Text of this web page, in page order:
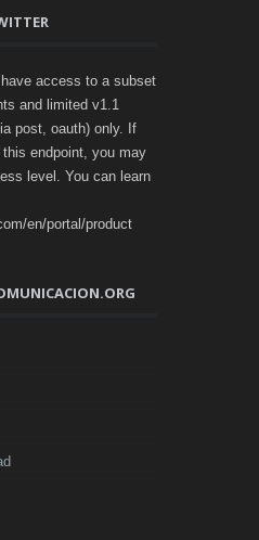
access to a subset
and limited v1.1
post, oauth) only. If
endpoint, you may
level. You can learn
en/portal/product